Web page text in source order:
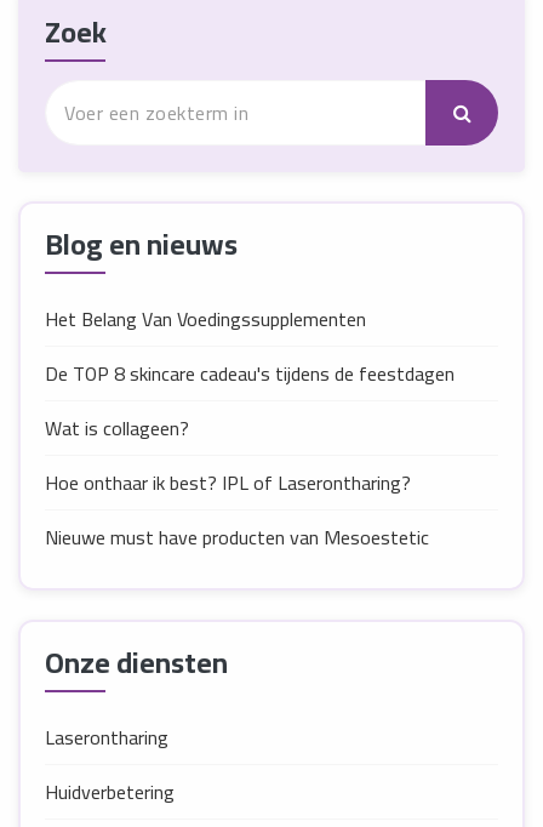
Zoek
Blog en nieuws
Het Belang Van Voedingssupplementen
De TOP 8 skincare cadeau's tijdens de feestdagen
Wat is collageen?
Hoe onthaar ik best? IPL of Laserontharing?
Nieuwe must have producten van Mesoestetic
Onze diensten
Laserontharing
Huidverbetering